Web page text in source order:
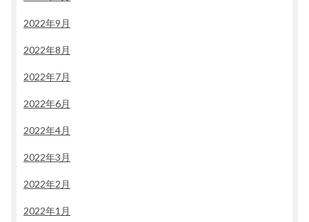
2022年9月
2022年8月
2022年7月
2022年6月
2022年4月
2022年3月
2022年2月
2022年1月